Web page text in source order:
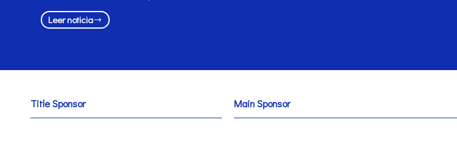
Leer noticia
Title Sponsor Main Sponsor